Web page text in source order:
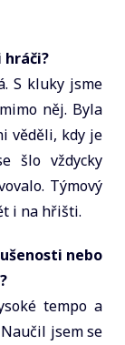
hráči?
S kluky jsme
něj. Byla
věděli, kdy je
šlo vždycky
Týmový
i na hřišti.
nebo
tempo a
jsem se